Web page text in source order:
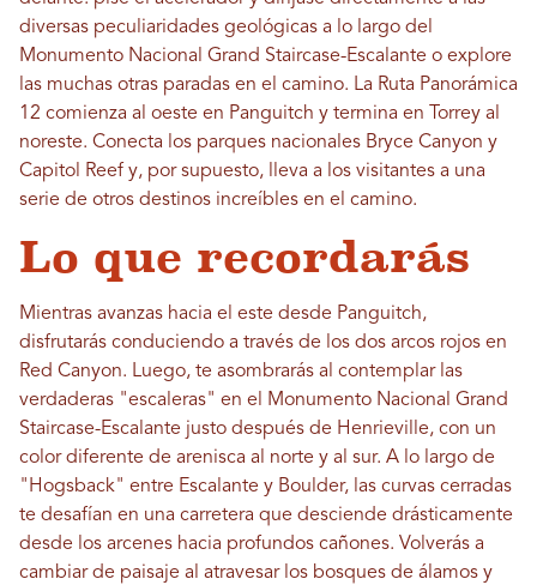
diversas peculiaridades geológicas a lo largo del
Monumento Nacional Grand Staircase-Escalante o explore
las muchas otras paradas en el camino. La Ruta Panorámica
12 comienza al oeste en Panguitch y termina en Torrey al
noreste. Conecta los parques nacionales Bryce Canyon y
Capitol Reef y, por supuesto, lleva a los visitantes a una
serie de otros destinos increíbles en el camino.
Lo que recordarás
Mientras avanzas hacia el este desde Panguitch,
disfrutarás conduciendo a través de los dos arcos rojos en
Red Canyon. Luego, te asombrarás al contemplar las
verdaderas "escaleras" en el Monumento Nacional Grand
Staircase-Escalante justo después de Henrieville, con un
color diferente de arenisca al norte y al sur. A lo largo de
"Hogsback" entre Escalante y Boulder, las curvas cerradas
te desafían en una carretera que desciende drásticamente
desde los arcenes hacia profundos cañones. Volverás a
cambiar de paisaje al atravesar los bosques de álamos y